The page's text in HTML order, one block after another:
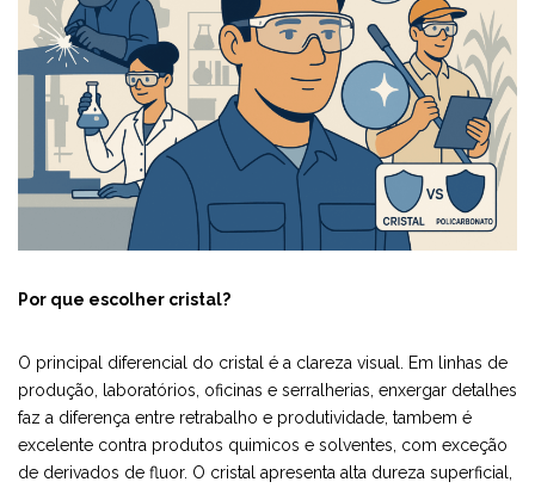
Por que escolher cristal?
O principal diferencial do cristal é a clareza visual. Em linhas de
produção, laboratórios, oficinas e serralherias, enxergar detalhes
faz a diferença entre retrabalho e produtividade, tambem é
excelente contra produtos quimicos e solventes, com exceção
de derivados de fluor. O cristal apresenta alta dureza superficial,